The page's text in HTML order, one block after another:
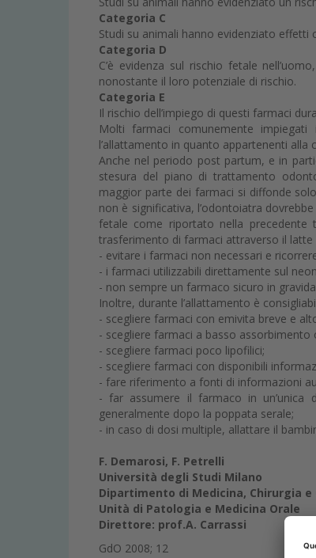
Categoria C
Studi su animali hanno evidenziato
Categoria D
C’è evidenza sul rischio fetale
nonostante il loro potenziale di rischio.
Categoria E
Il rischio dell’impiego di questi farmaci
Molti farmaci comunemente
l’allattamento in quanto appartenenti
Anche nel periodo post partum, e in
stesura del piano di trattamento
maggior parte dei farmaci si diffonde
non è significativa, l’odontoiatra
fetale come riportato nella precedente
trasferimento di farmaci attraverso il latte
- evitare i farmaci non necessari e
- i farmaci utilizzabili direttamente sul
- non sempre un farmaco sicuro in
Inoltre, durante l’allattamento è
- scegliere farmaci con emivita breve e
- scegliere farmaci a basso assorbimento
- scegliere farmaci poco lipofilici;
- scegliere farmaci con disponibili
- fare riferimento a fonti di informazioni
- far assumere il farmaco in un’unica
generalmente dopo la poppata serale;
- in caso di dosi multiple, allattare il
F. Demarosi, F. Petrelli
Università degli Studi Milano
Dipartimento di Medicina, Chirurgia
Unità di Patologia e Medicina Orale
Direttore: prof.A. Carrassi
GdO 2008; 12